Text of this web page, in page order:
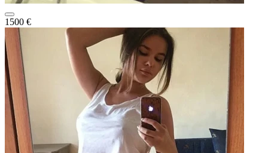
1500 €